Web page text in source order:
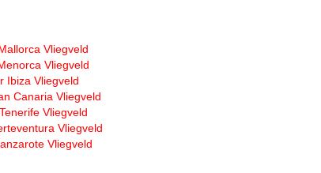
Vliegveld
Vliegveld
Ibiza Vliegveld
Canaria Vliegveld
Vliegveld
Vliegveld
Vliegveld